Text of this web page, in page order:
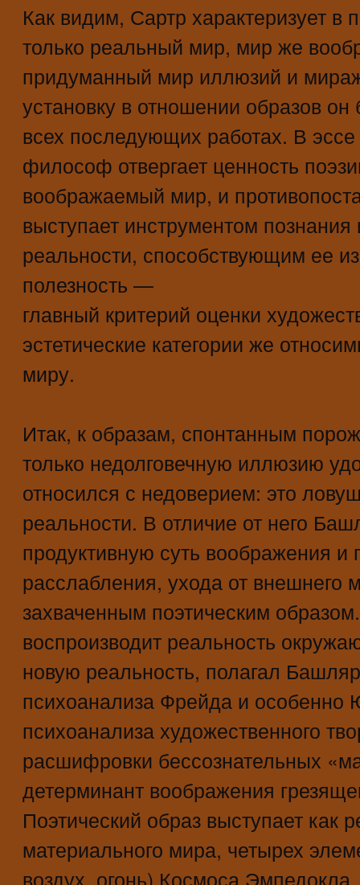
Как видим, Сартр характеризует в
только реальный мир, мир же
придуманный мир иллюзий и
установку в отношении образов
всех последующих работах. В
философ отвергает ценность
воображаемый мир, и
выступает инструментом
реальности, способствующим ее
полезность —
главный критерий оценки
эстетические категории же
миру.
Итак, к образам, спонтанным
только недолговечную иллюзию
относился с недоверием: это
реальности. В отличие от него
продуктивную суть воображения и
расслабления, ухода от внешнего
захваченным поэтическим
воспроизводит реальность
новую реальность, полагал
психоанализа Фрейда и особенно
психоанализа художественного
расшифровки бессознательных
детерминант воображения
Поэтический образ выступает как
материального мира, четырех
воздух, огонь) Космоса